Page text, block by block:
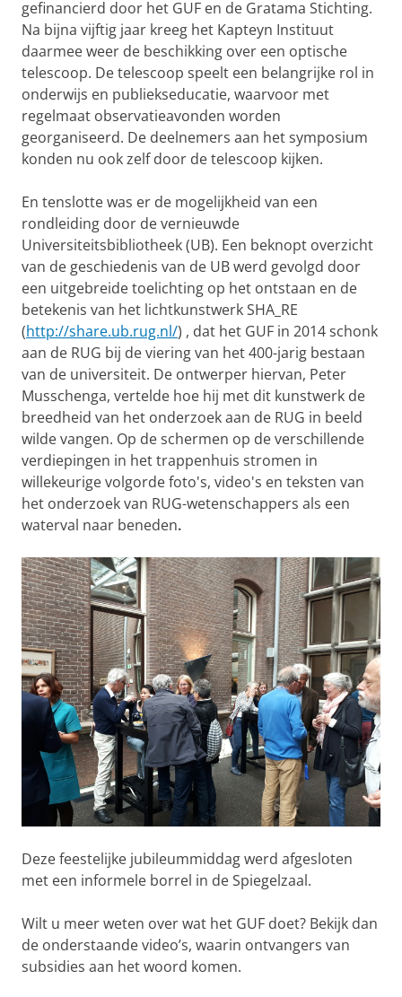
gefinancierd door het GUF en de Gratama Stichting.
Na bijna vijftig jaar kreeg het Kapteyn Instituut
daarmee weer de beschikking over een optische
telescoop. De telescoop speelt een belangrijke rol in
onderwijs en publiekseducatie, waarvoor met
regelmaat observatieavonden worden
georganiseerd. De deelnemers aan het symposium
konden nu ook zelf door de telescoop kijken.
En tenslotte was er de mogelijkheid van een
rondleiding door de vernieuwde
Universiteitsbibliotheek (UB). Een beknopt overzicht
van de geschiedenis van de UB werd gevolgd door
een uitgebreide toelichting op het ontstaan en de
betekenis van het lichtkunstwerk SHA_RE
(http://share.ub.rug.nl/) , dat het GUF in 2014 schonk
aan de RUG bij de viering van het 400-jarig bestaan
van de universiteit. De ontwerper hiervan, Peter
Musschenga, vertelde hoe hij met dit kunstwerk de
breedheid van het onderzoek aan de RUG in beeld
wilde vangen. Op de schermen op de verschillende
verdiepingen in het trappenhuis stromen in
willekeurige volgorde foto's, video's en teksten van
het onderzoek van RUG-wetenschappers als een
waterval naar beneden.
Deze feestelijke jubileummiddag werd afgesloten
met een informele borrel in de Spiegelzaal.
Wilt u meer weten over wat het GUF doet? Bekijk dan
de onderstaande video’s, waarin ontvangers van
subsidies aan het woord komen.